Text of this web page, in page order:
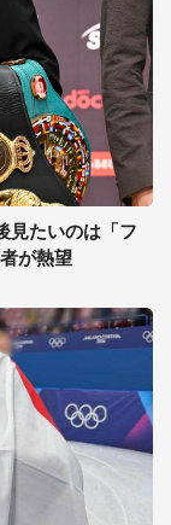
見たいのは「フ
が熱望